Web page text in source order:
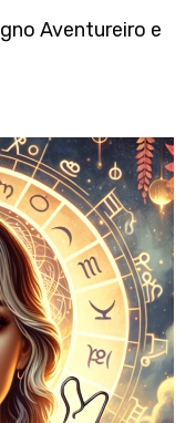
Aventureiro e